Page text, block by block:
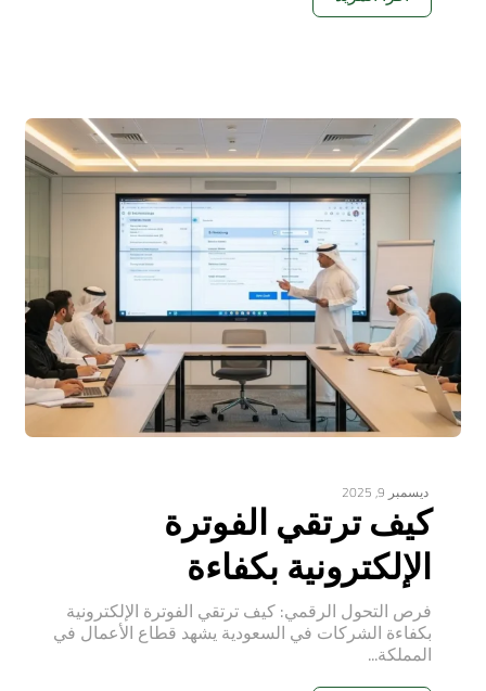
ديسمبر 9, 2025
كيف ترتقي الفوترة
الإلكترونية بكفاءة
فرص التحول الرقمي: كيف ترتقي الفوترة الإلكترونية
بكفاءة الشركات في السعودية يشهد قطاع الأعمال في
المملكة...